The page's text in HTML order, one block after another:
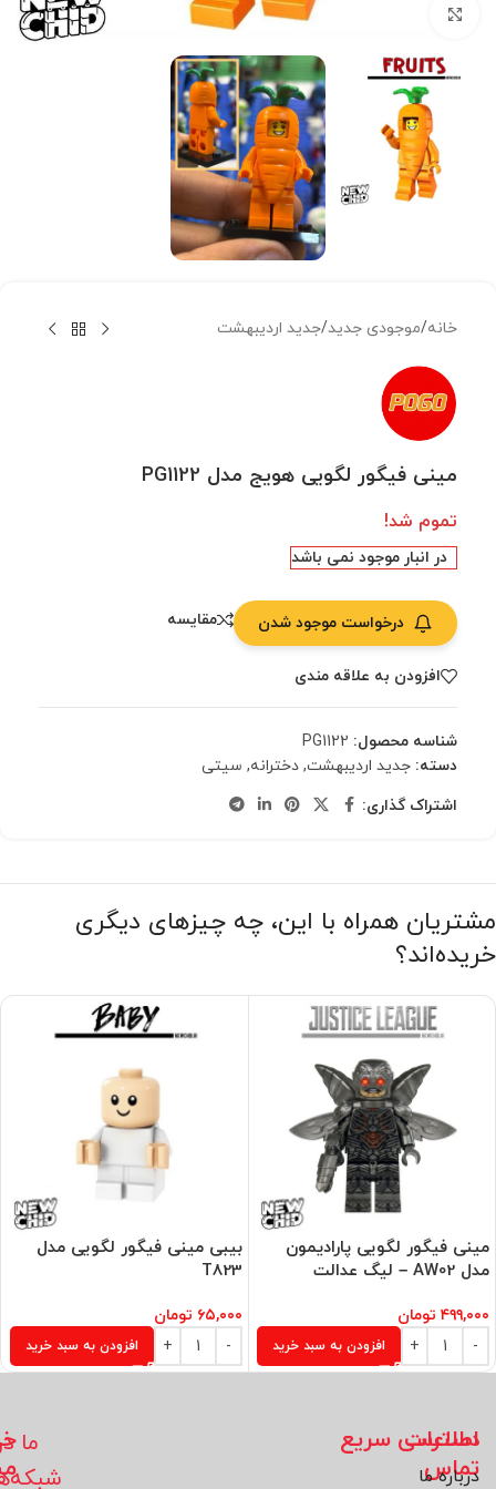
خانه/موجودی جدید/جدید اردیبهشت
مینی فیگور لگویی هویج مدل PG1122
تموم شد!
در انبار موجود نمی باشد
درخواست موجود شدن مقایسه
افزودن به علاقه مندی
شناسه محصول: PG1122
دسته: جدید اردیبهشت, دخترانه, سیتی
اشتراک گذاری:
مشتریان همراه با این، چه چیزهای دیگری
خریده‌اند؟
مینی فیگور لگویی پارادیمون
مدل AW02 – لیگ عدالت
۴۹۹,۰۰۰ تومان
افزودن به سبد خرید
بیبی مینی فیگور لگویی مدل
T823
۶۵,۰۰۰ تومان
افزودن به سبد خرید
اطلاعات
تماس
دسترسی سریع
درباره ما
ما